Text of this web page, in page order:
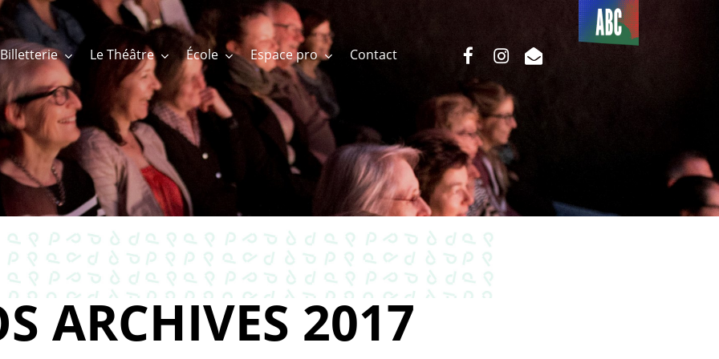
Billetterie Le Théâtre École Espace pro Contact
Du côté
de l’ABC
facebookinstagram
email
ARCHIVES 2017